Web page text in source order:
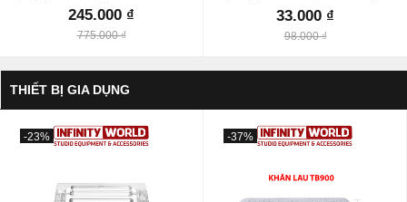
cấp
245.000 ₫
775.000 ₫
57x87cm
33.000 ₫
98.000 ₫
THIẾT BỊ GIA DỤNG
-23% -37%